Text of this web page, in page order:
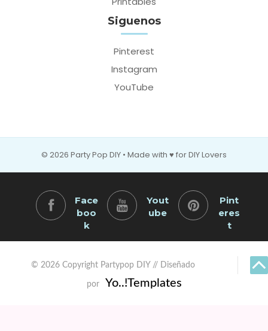
Siguenos
Pinterest
Instagram
YouTube
© 2026 Party Pop DIY • Made with ♥ for DIY Lovers
Face
boo
k
Yout
ube
Pint
eres
t
© 2026 Copyright Partypop DIY // Diseñado
por Yo..!Templates